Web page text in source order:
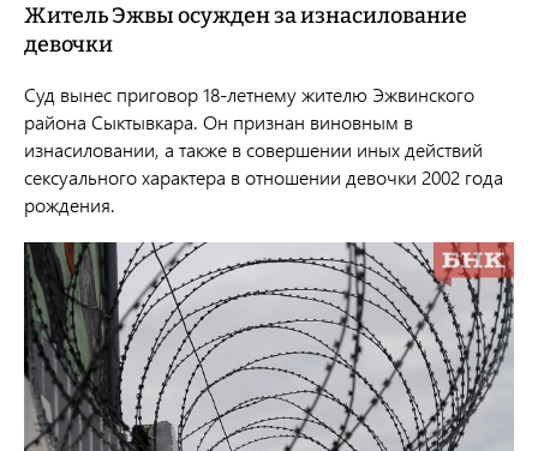
Житель Эжвы осужден за изнасилование
девочки
Суд вынес приговор 18-летнему жителю Эжвинского
района Сыктывкара. Он признан виновным в
изнасиловании, а также в совершении иных действий
сексуального характера в отношении девочки 2002 года
рождения.